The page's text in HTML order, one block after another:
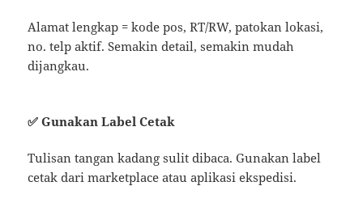
Alamat lengkap = kode pos, RT/RW, patokan lokasi,
no. telp aktif. Semakin detail, semakin mudah
dijangkau.
✅ Gunakan Label Cetak
Tulisan tangan kadang sulit dibaca. Gunakan label
cetak dari marketplace atau aplikasi ekspedisi.